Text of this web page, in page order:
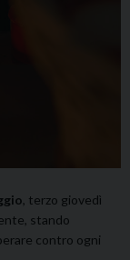
, terzo giovedì
stando
contro ogni